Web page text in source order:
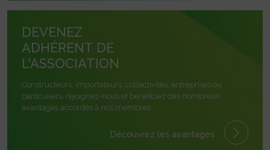
DEVENEZ
ADHÉRENT DE
L'ASSOCIATION
Constructeurs, importateurs, collectivités, entreprises ou
particuliers, rejoignez-nous et bénéficiez des nombreux
avantages accordés à nos membres.
Découvrez les avantages